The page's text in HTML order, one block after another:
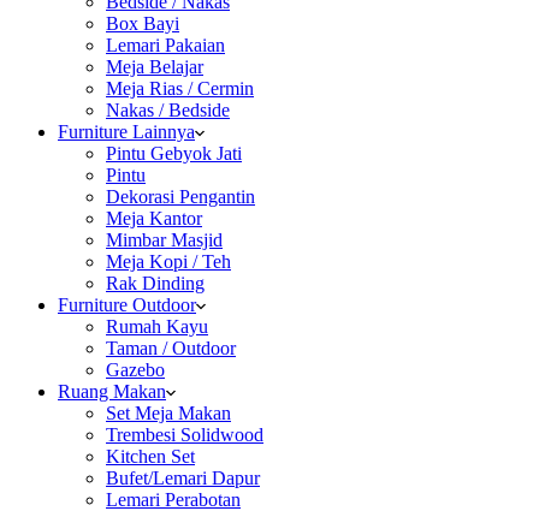
Box Bayi
Lemari Pakaian
Meja Belajar
Meja Rias / Cermin
Nakas / Bedside
Furniture Lainnya
Pintu Gebyok Jati
Pintu
Dekorasi Pengantin
Meja Kantor
Mimbar Masjid
Meja Kopi / Teh
Rak Dinding
Furniture Outdoor
Rumah Kayu
Taman / Outdoor
Gazebo
Ruang Makan
Set Meja Makan
Trembesi Solidwood
Kitchen Set
Bufet/Lemari Dapur
Lemari Perabotan